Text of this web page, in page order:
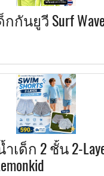
กันยูวี Surf
เด็ก 2 ชั้น 2-